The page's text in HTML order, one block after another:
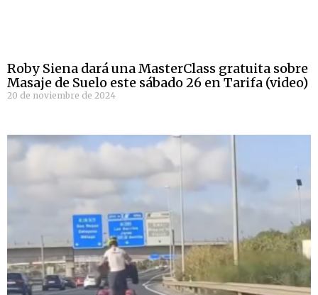
Roby Siena dará una MasterClass gratuita sobre
Masaje de Suelo este sábado 26 en Tarifa (video)
20 de noviembre de 2024